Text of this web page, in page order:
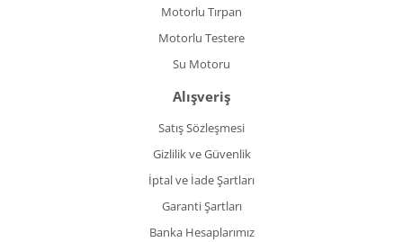
Motorlu Tırpan
Motorlu Testere
Su Motoru
Alışveriş
Satış Sözleşmesi
Gizlilik ve Güvenlik
İptal ve İade Şartları
Garanti Şartları
Banka Hesaplarımız